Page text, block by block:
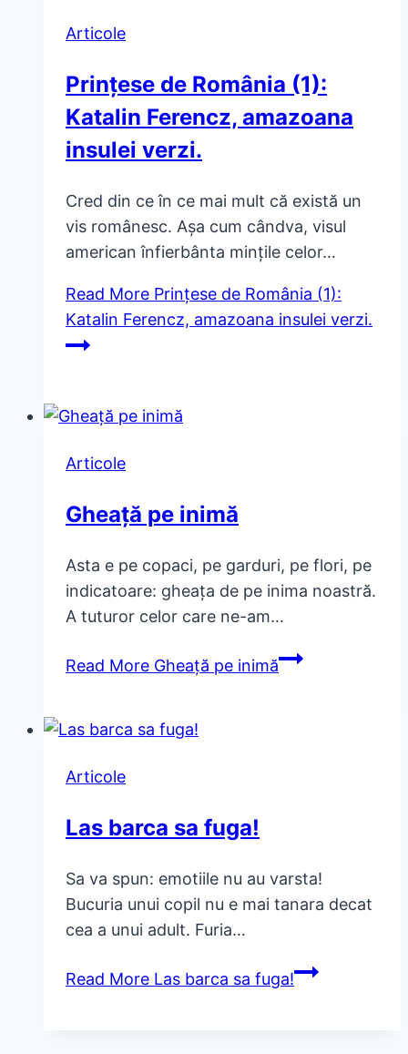
Articole
Prințese de România (1):
Katalin Ferencz, amazoana
insulei verzi.
Cred din ce în ce mai mult că există un
vis românesc. Aşa cum cândva, visul
american înfierbânta minţile celor…
Read More Prințese de România (1):
Katalin Ferencz, amazoana insulei verzi.
Articole
Gheață pe inimă
Asta e pe copaci, pe garduri, pe flori, pe
indicatoare: gheața de pe inima noastră.
A tuturor celor care ne-am…
Read More Gheață pe inimă
Articole
Las barca sa fuga!
Sa va spun: emotiile nu au varsta!
Bucuria unui copil nu e mai tanara decat
cea a unui adult. Furia…
Read More Las barca sa fuga!